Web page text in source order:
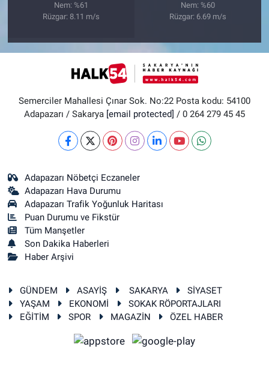
Nem: %61
Rüzgar: 8.11 m/s
Nem: %60
Rüzgar: 6.69 m/s
Semerciler Mahallesi Çınar Sok. No:22 Posta kodu: 54100
Adapazarı / Sakarya [email protected] / 0 264 279 45 45
Adapazarı Nöbetçi Eczaneler
Adapazarı Hava Durumu
Adapazarı Trafik Yoğunluk Haritası
Puan Durumu ve Fikstür
Tüm Manşetler
Son Dakika Haberleri
Haber Arşivi
GÜNDEM ASAYİŞ SAKARYA
SİYASET
YAŞAM
EKONOMİ
SOKAK RÖPORTAJLARI
EĞİTİM
SPOR MAGAZİN ÖZEL HABER